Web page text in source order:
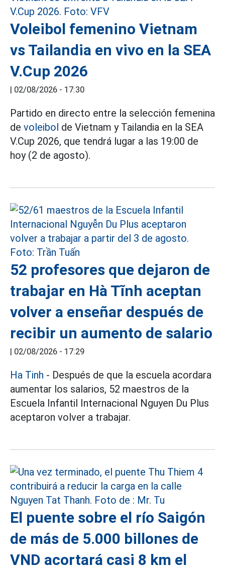
Voleibol femenino Vietnam
vs Tailandia en vivo en la SEA
V.Cup 2026
| 02/08/2026 - 17:30
Partido en directo entre la selección femenina
de voleibol de Vietnam y Tailandia en la SEA
V.Cup 2026, que tendrá lugar a las 19:00 de
hoy (2 de agosto).
52 profesores que dejaron de
trabajar en Hà Tĩnh aceptan
volver a enseñar después de
recibir un aumento de salario
| 02/08/2026 - 17:29
Ha Tinh - Después de que la escuela acordara
aumentar los salarios, 52 maestros de la
Escuela Infantil Internacional Nguyen Du Plus
aceptaron volver a trabajar.
El puente sobre el río Saigón
de más de 5.000 billones de
VND acortará casi 8 km el